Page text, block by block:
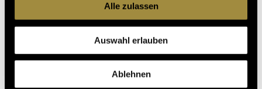
Alle zulassen
Auswahl erlauben
Ablehnen